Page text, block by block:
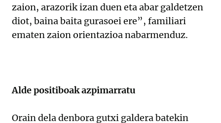
zaion, arazorik izan duen eta abar galdetzen
diot, baina baita gurasoei ere”, familiari
ematen zaion orientazioa nabarmenduz.
Alde positiboak azpimarratu
Orain dela denbora gutxi galdera batekin